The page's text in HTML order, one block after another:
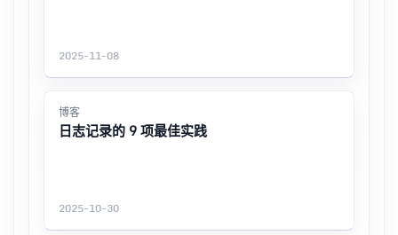
2025-11-08
博客
日志记录的 9 项最佳实践
2025-10-30